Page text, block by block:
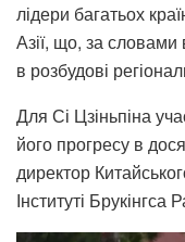
лідери багатьох
Азії, що, за словами
в розбудові
Для Сі Цзіньпіна
його прогресу в
директор
Інституті Брукінгса